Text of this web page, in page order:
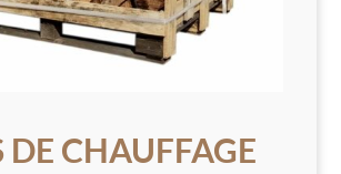
DE CHAUFFAGE